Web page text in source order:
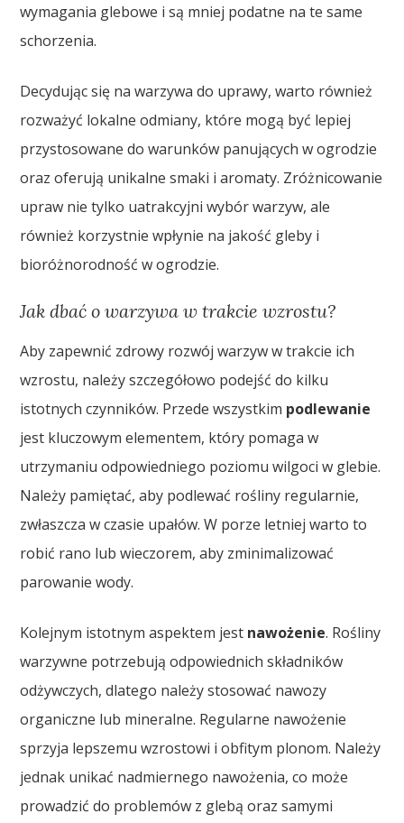
wymagania glebowe i są mniej podatne na te same
schorzenia.
Decydując się na warzywa do uprawy, warto również
rozważyć lokalne odmiany, które mogą być lepiej
przystosowane do warunków panujących w ogrodzie
oraz oferują unikalne smaki i aromaty. Zróżnicowanie
upraw nie tylko uatrakcyjni wybór warzyw, ale
również korzystnie wpłynie na jakość gleby i
bioróżnorodność w ogrodzie.
Jak dbać o warzywa w trakcie wzrostu?
Aby zapewnić zdrowy rozwój warzyw w trakcie ich
wzrostu, należy szczegółowo podejść do kilku
istotnych czynników. Przede wszystkim podlewanie
jest kluczowym elementem, który pomaga w
utrzymaniu odpowiedniego poziomu wilgoci w glebie.
Należy pamiętać, aby podlewać rośliny regularnie,
zwłaszcza w czasie upałów. W porze letniej warto to
robić rano lub wieczorem, aby zminimalizować
parowanie wody.
Kolejnym istotnym aspektem jest nawożenie. Rośliny
warzywne potrzebują odpowiednich składników
odżywczych, dlatego należy stosować nawozy
organiczne lub mineralne. Regularne nawożenie
sprzyja lepszemu wzrostowi i obfitym plonom. Należy
jednak unikać nadmiernego nawożenia, co może
prowadzić do problemów z glebą oraz samymi